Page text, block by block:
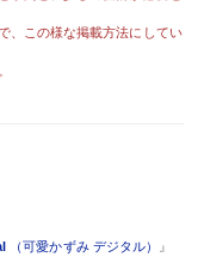
、この様な掲載方法にしてい
（可愛かずみ デジタル）
』